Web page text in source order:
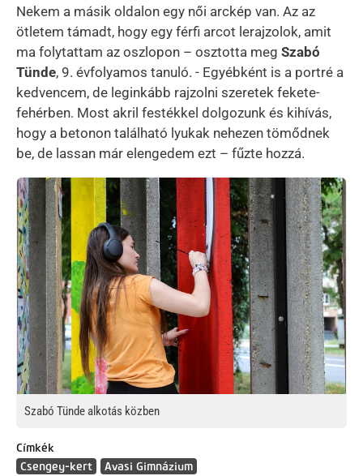
Nekem a másik oldalon egy női arckép van. Az az
ötletem támadt, hogy egy férfi arcot lerajzolok, amit
ma folytattam az oszlopon – osztotta meg Szabó
Tünde, 9. évfolyamos tanuló. - Egyébként is a portré a
kedvencem, de leginkább rajzolni szeretek fekete-
fehérben. Most akril festékkel dolgozunk és kihívás,
hogy a betonon található lyukak nehezen tömődnek
be, de lassan már elengedem ezt – fűzte hozzá.
Kép
Szabó Tünde alkotás közben
Címkék
Csengey-kert
Avasi Gimnázium